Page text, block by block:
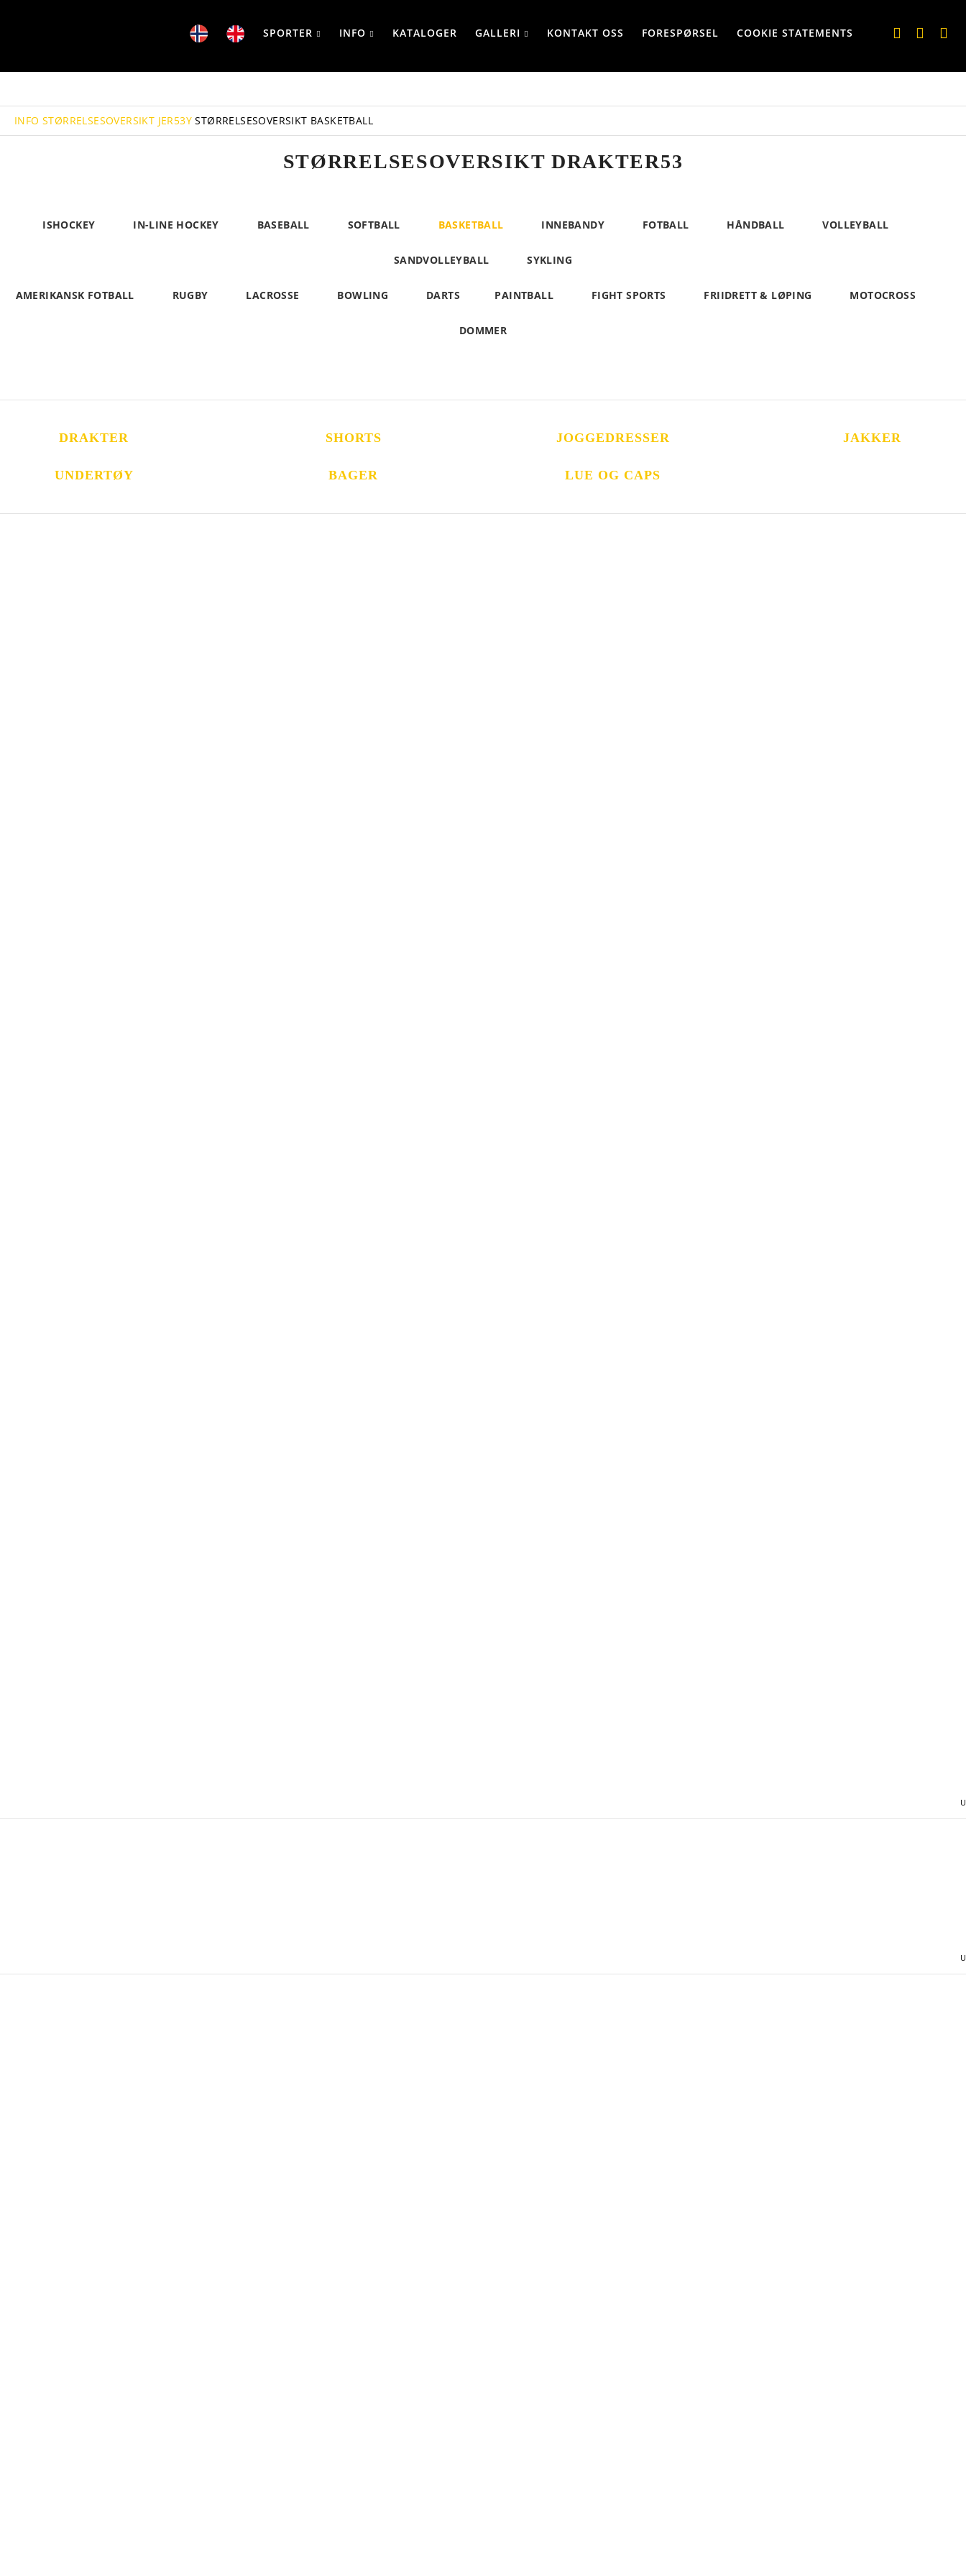
SPORTER INFO KATALOGER GALLERI KONTAKT OSS FORESPØRSEL COOKIE STATEMENTS
INFO STØRRELSESOVERSIKT JER53Y STØRRELSESOVERSIKT BASKETBALL
STØRRELSESOVERSIKT DRAKTER53
ISHOCKEY IN-LINE HOCKEY BASEBALL SOFTBALL BASKETBALL INNEBANDY FOTBALL HÅNDBALL VOLLEYBALL
SANDVOLLEYBALL SYKLING
AMERIKANSK FOTBALL RUGBY LACROSSE BOWLING DARTS PAINTBALL FIGHT SPORTS FRIIDRETT & LØPING MOTOCROSS
DOMMER
DRAKTER SHORTS JOGGEDRESSER JAKKER
UNDERTØY BAGER LUE OG CAPS